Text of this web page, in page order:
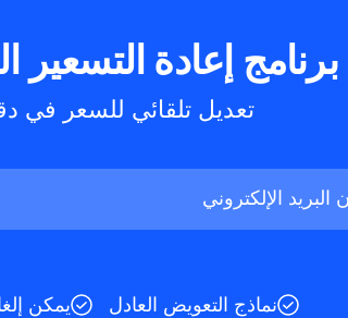
إعادة التسعير
تعديل تلقائي للسعر في
نماذج التعويض العادل يمكن